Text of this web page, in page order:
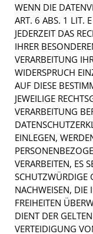
WENN DIE
ART. 6 ABS. 1 LIT.
JEDERZEIT DAS
IHRER
VERARBEITUNG
WIDERSPRUCH
AUF DIESE
JEWEILIGE
VERARBEITUNG
EINLEGEN,
VERARBEITEN, ES
SCHUTZWÜRDIGE
NACHWEISEN, DIE
FREIHEITEN
DIENT DER
VERTEIDIGUNG